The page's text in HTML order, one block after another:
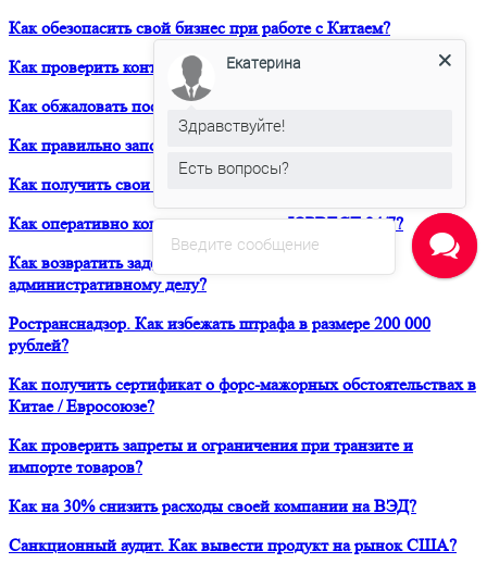
Как обезопасить свой бизнес при работе с Китаем?
Как проверить контрагента?
Как обжаловать постановление о штрафе в Евросоюзе?
Как правильно заполнить Дозвол на перевозку?
Как получить свои деньги за неоплаченный фрахт?
Как оперативно консультироваться в ЮРВЕСТ 24/7?
Как возвратить задержанный таможней товар по
административному делу?
Ространснадзор. Как избежать штрафа в размере 200 000
рублей?
Как получить сертификат о форс-мажорных обстоятельствах в
Китае / Евросоюзе?
Как проверить запреты и ограничения при транзите и
импорте товаров?
Как на 30% снизить расходы своей компании на ВЭД?
Санкционный аудит. Как вывести продукт на рынок США?
Введите сообщение
Екатерина
Здравствуйте!
Есть вопросы?